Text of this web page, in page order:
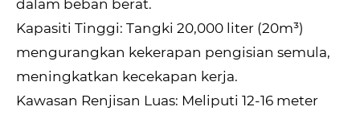
dalam beban berat.
Kapasiti Tinggi: Tangki 20,000 liter (20m³)
mengurangkan kekerapan pengisian semula,
meningkatkan kecekapan kerja.
Kawasan Renjisan Luas: Meliputi 12-16 meter